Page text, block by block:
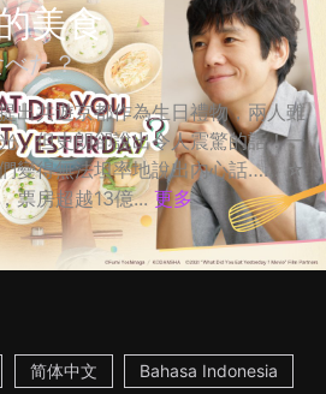
美食
た？
出共遊京都作為生日禮物，兩人雖
，但史朗卻說出令人震驚的話！一
變得無法坦率地說出內心話…… ☆
票房超越13億... 更多
简体中文 Bahasa Indonesia